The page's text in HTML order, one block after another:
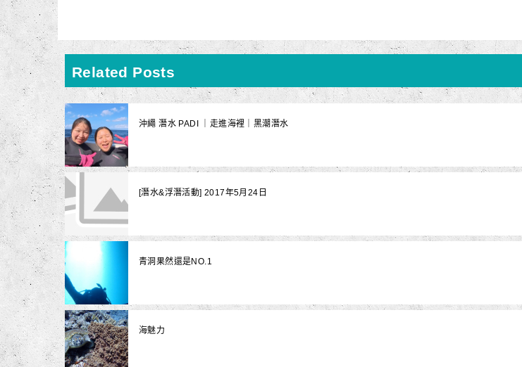
Related Posts
沖繩 潛水 PADI ｜走進海裡｜黑潮潛水
[潛水&浮潛活動] 2017年5月24日
青洞果然還是NO.1
海魅力